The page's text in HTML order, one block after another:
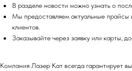
В разделе новости можно узнать о
Мы предоставляем актуальные прайсы
клиентов.
Заказывайте через заявку или карты,
Компания Лазер Кат всегда гарантирует